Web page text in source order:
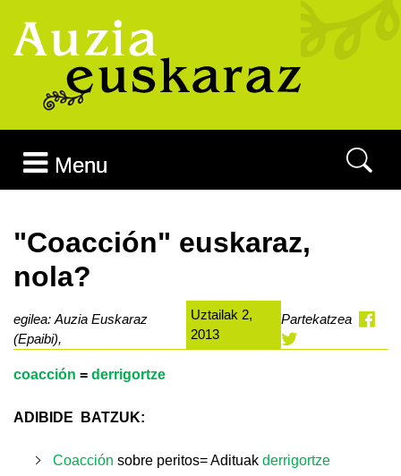
Menu
"Coacción" euskaraz,
nola?
egilea: Auzia Euskaraz
(Epaibi),
Uztailak 2,
2013
Partekatzea
coacción = derrigortze
ADIBIDE BATZUK:
Coacción sobre peritos= Adituak derrigortze